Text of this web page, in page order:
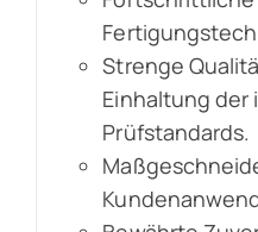
Strenge
Einhaltung
Prüfstandards.